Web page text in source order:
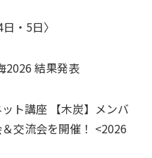
・5日〉
2026 結果発表
ト講座 【木炭】メンバ
交流会を開催！ <2026